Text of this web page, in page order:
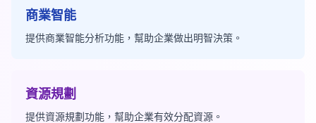
商業智能
提供商業智能分析功能，幫助企業做出明智決策。
資源規劃
提供資源規劃功能，幫助企業有效分配資源。